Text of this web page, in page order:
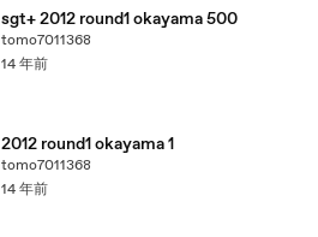
sgt+ 2012 round1 okayama 500
tomo7011368
14 年前
2012 round1 okayama 1
tomo7011368
14 年前